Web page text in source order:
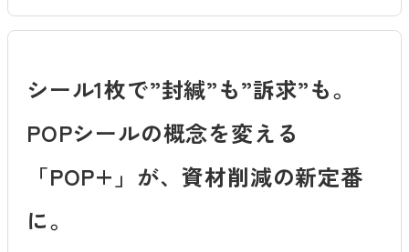
シール1枚で”封緘”も”訴求”も。
POPシールの概念を変える
「POP+」が、資材削減の新定番
に。